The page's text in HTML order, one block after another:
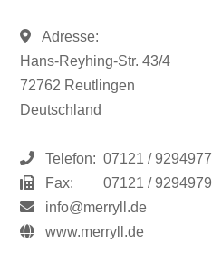
Adresse:
Hans-Reyhing-Str. 43/4
72762 Reutlingen
Deutschland
Telefon: 07121 / 9294977
Fax:
07121 / 9294979
info@merryll.de
www.merryll.de